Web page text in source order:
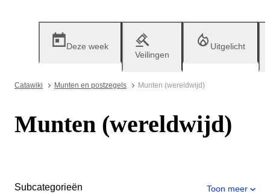
Deze week
Veilingen
Uitgelicht
Catawiki Munten en postzegels Munten (wereldwijd)
Munten (wereldwijd)
Subcategorieën Toon meer